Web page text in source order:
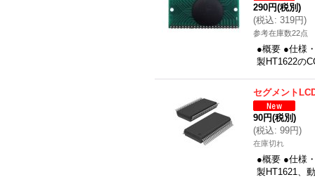
290円(税別)
(税込: 319円)
参考在庫数22点
●概要 ●仕様
製HT1622の
セグメント
90円(税別)
(税込: 99円)
在庫切れ
●概要 ●仕様
製HT1621、